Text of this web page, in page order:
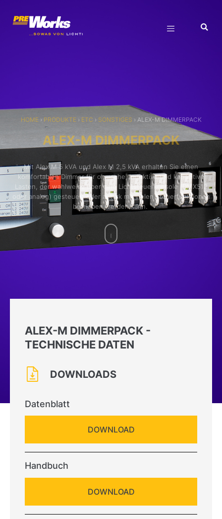
HOME › PRODUKTE › ETC › SONSTIGES › ALEX-M DIMMERPACK
ALEX-M DIMMERPACK
Mit Alex M 5 kVA und Alex M 2,5 kVA erhalten Sie einen
komfortablen Dimmer für ohmsche, induktive und kapazitive
Lasten, der wahlweise über eine Lichtsteuerkonsole (DMX512
oder analog) gesteuert oder autark mit vielen Steuerfunktionen
betrieben werden kann.
ALEX-M DIMMERPACK -
TECHNISCHE DATEN
DOWNLOADS
Datenblatt
DOWNLOAD
Handbuch
DOWNLOAD